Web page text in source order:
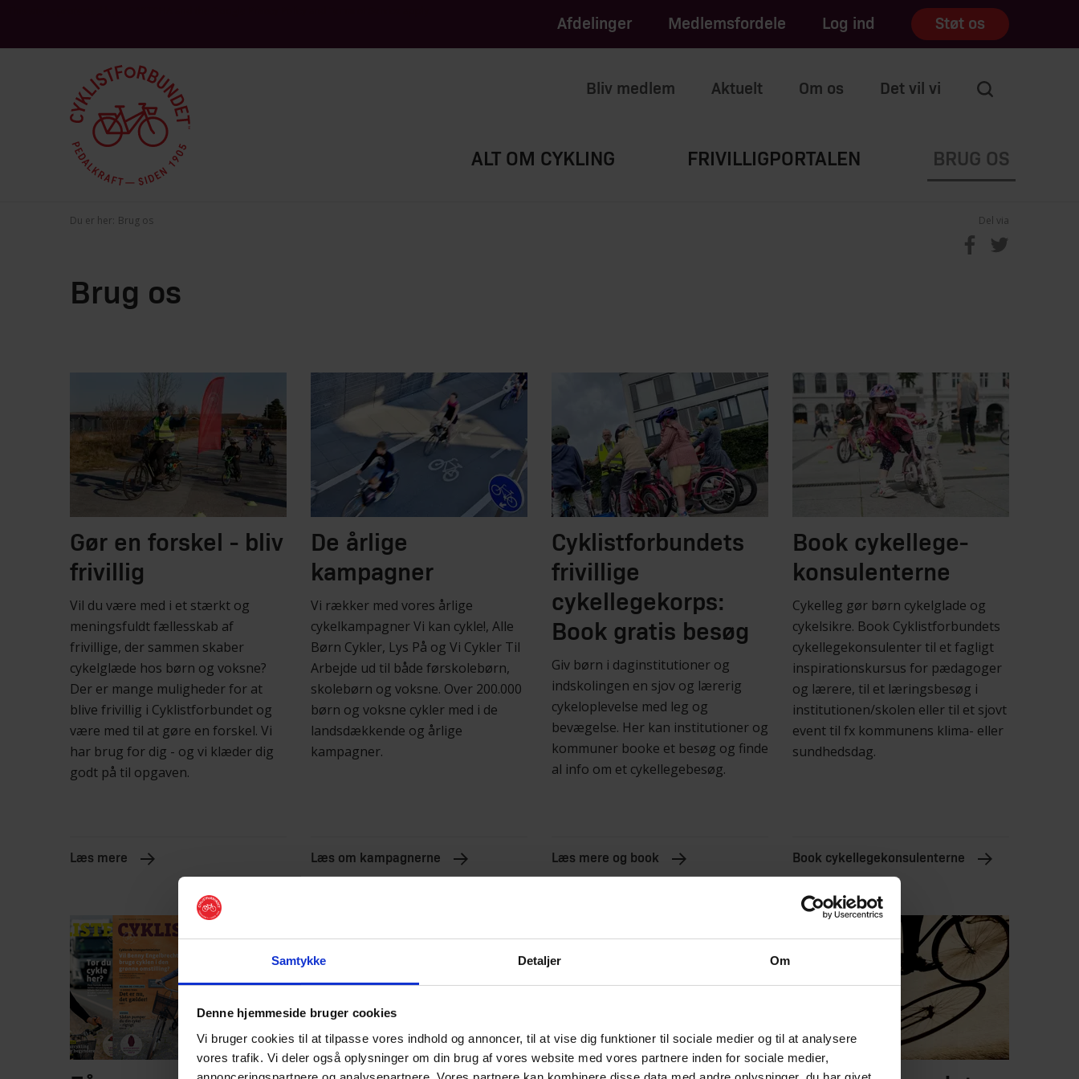
Samtykke Detaljer Om
Denne hjemmeside bruger cookies
Vi bruger cookies til at tilpasse vores indhold og annoncer, til at vise dig funktioner til sociale medier og til at analysere
vores trafik. Vi deler også oplysninger om din brug af vores website med vores partnere inden for sociale medier,
Afdelinger Medlemsfordele Log ind Støt os
Bliv medlem Aktuelt Om os Det vil vi
ALT OM CYKLING FRIVILLIGPORTALEN BRUG OS
Du er her: Brug os Del via
Brug os
Gør en forskel - bliv
frivillig
Vil du være med i et stærkt og
meningsfuldt fællesskab af
frivillige, der sammen skaber
cykelglæde hos børn og voksne?
Der er mange muligheder for at
blive frivillig i Cyklistforbundet og
være med til at gøre en forskel. Vi
har brug for dig - og vi klæder dig
godt på til opgaven.
Læs mere
De årlige
kampagner
Vi rækker med vores årlige
cykelkampagner Vi kan cykle!, Alle
Børn Cykler, Lys På og Vi Cykler Til
Arbejde ud til både førskolebørn,
skolebørn og voksne. Over 200.000
børn og voksne cykler med i de
landsdækkende og årlige
kampagner.
Læs om kampagnerne
Cyklistforbundets
frivillige
cykellegekorps:
Book gratis besøg
Giv børn i daginstitutioner og
indskolingen en sjov og lærerig
cykeloplevelse med leg og
bevægelse. Her kan institutioner og
kommuner booke et besøg og finde
al info om et cykellegebesøg.
Læs mere og book
Book cykellege-
konsulenterne
Cykelleg gør børn cykelglade og
cykelsikre. Book Cyklistforbundets
cykellegekonsulenter til et fagligt
inspirationskursus for pædagoger
og lærere, til et læringsbesøg i
institutionen/skolen eller til et sjovt
event til fx kommunens klima- eller
sundhedsdag.
Book cykellegekonsulenterne